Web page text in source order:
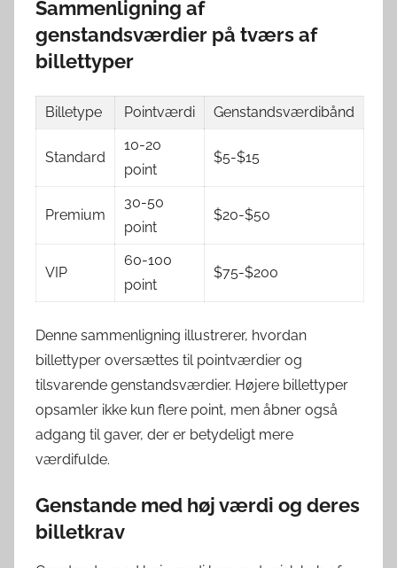
Sammenligning af
genstandsværdier på tværs af
billettyper
Billetype Pointværdi Genstandsværdibånd
Standard
10-20
point
$5-$15
Premium
30-50
point
$20-$50
VIP
60-100
point
$75-$200
Denne sammenligning illustrerer, hvordan
billettyper oversættes til pointværdier og
tilsvarende genstandsværdier. Højere billettyper
opsamler ikke kun flere point, men åbner også
adgang til gaver, der er betydeligt mere
værdifulde.
Genstande med høj værdi og deres
billetkrav